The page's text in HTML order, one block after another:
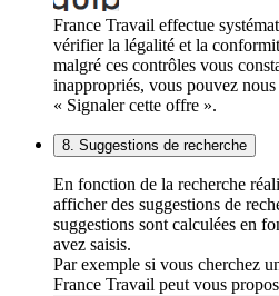
France Travail effectue
vérifier la légalité et la
malgré ces contrôles vous
inappropriés, vous pouvez
« Signaler cette offre ».
8. Suggestions de recherche
En fonction de la recherche
afficher des suggestions de
suggestions sont calculées en
avez saisis.
Par exemple si vous cherchez
France Travail peut vous